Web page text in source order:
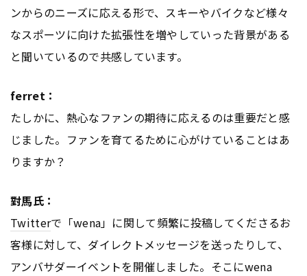
ンからのニーズに応える形で、スキーやバイクなど様々
なスポーツに向けた拡張性を増やしていった背景がある
と聞いているので共感しています。
ferret：
たしかに、熱心なファンの期待に応えるのは重要だと感
じました。ファンを育てるために心がけていることはあ
りますか？
對馬氏：
Twitterで「wena」に関して頻繁に投稿してくださるお
客様に対して、ダイレクトメッセージを送ったりして、
アンバサダーイベントを開催しました。そこにwena